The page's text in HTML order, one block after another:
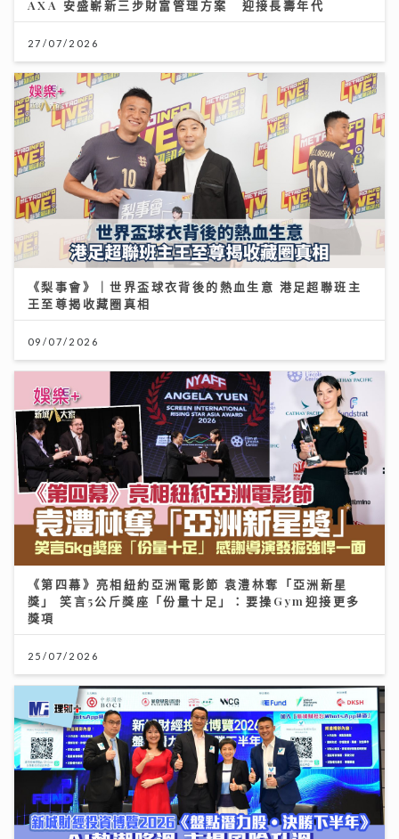
AXA 安盛嶄新三步財富管理方案 迎接長壽年代
27/07/2026
《梨事會》｜世界盃球衣背後的熱血生意 港足超聯班主
王至尊揭收藏圈真相
09/07/2026
《第四幕》亮相紐約亞洲電影節 袁澧林奪「亞洲新星
獎」 笑言5公斤獎座「份量十足」：要操Gym迎接更多
獎項
25/07/2026